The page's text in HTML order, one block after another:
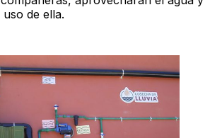
de ella.